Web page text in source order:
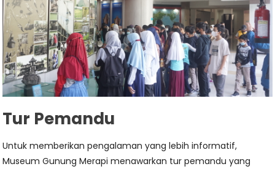
Tur Pemandu
Untuk memberikan pengalaman yang lebih informatif,
Museum Gunung Merapi menawarkan tur pemandu yang